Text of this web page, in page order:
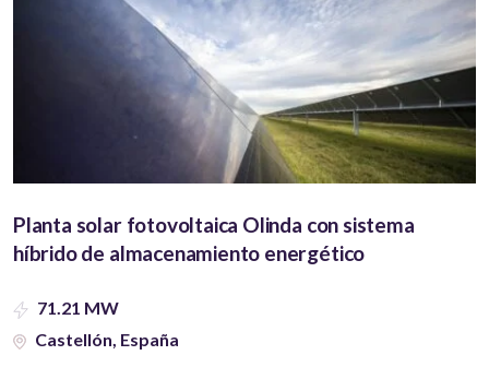
Planta solar fotovoltaica Olinda con sistema
híbrido de almacenamiento energético
71.21 MW
Castellón, España